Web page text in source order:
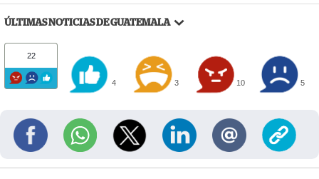
ÚLTIMAS NOTICIAS DE GUATEMALA
22
4 3 10 5